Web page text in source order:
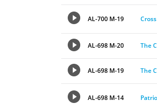
AL-700 M-19
AL-698 M-20 The
AL-698 M-19 The
AL-698 M-14